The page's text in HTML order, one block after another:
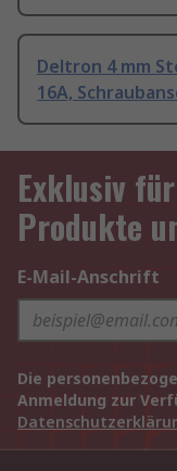
Deltron 4 mm
16A,
Exklusiv
Produkte
E-Mail-Anschrift
Die
Anmeldung zur